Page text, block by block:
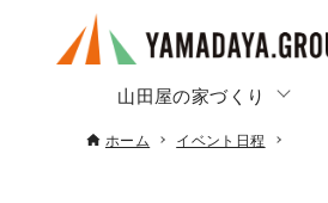
山田屋の家づくり
ホーム イベント日程